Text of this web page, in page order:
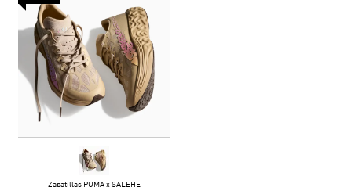
Zapatillas PUMA x SALEHE